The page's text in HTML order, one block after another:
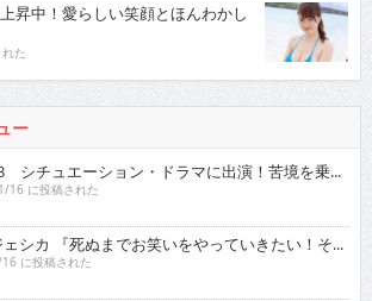
昇中！愛らしい笑顔とほんわかし
た
ー
シチュエーション・ドラマに出演！苦境を乗...
16 に投稿された
シカ 『死ぬまでお笑いをやっていきたい！そ...
に投稿された